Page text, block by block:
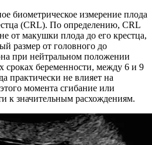
биометрическое измерение плода
(CRL). По определению, CRL
от макушки плода до его крестца,
размер от головного до
при нейтральном положении
сроках беременности, между 6 и 9
практически не влияет на
момента сгибание или
к значительным расхождениям.